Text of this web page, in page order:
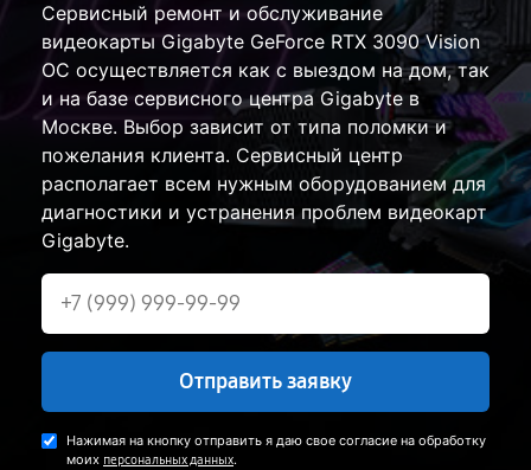
Сервисный ремонт и обслуживание
видеокарты Gigabyte GeForce RTX 3090 Vision
OC осуществляется как с выездом на дом, так
и на базе сервисного центра Gigabyte в
Москве. Выбор зависит от типа поломки и
пожелания клиента. Сервисный центр
располагает всем нужным оборудованием для
диагностики и устранения проблем видеокарт
Gigabyte.
Отправить заявку
Нажимая на кнопку отправить я даю свое согласие на обработку
моих персональных данных.